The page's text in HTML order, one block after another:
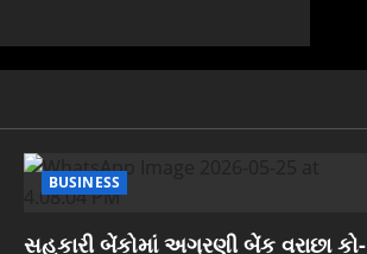
BUSINESS
સહકારી બેંકોમાં અગ્રણી બેંક વરાછા કો-